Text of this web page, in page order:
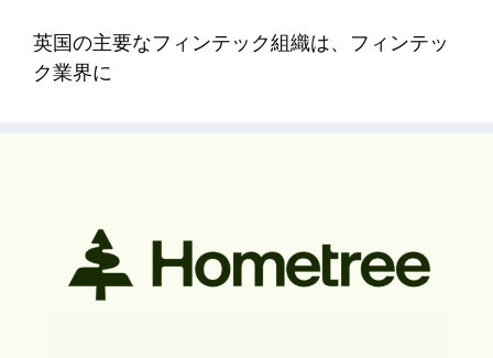
英国の主要なフィンテック組織は、フィンテッ
ク業界に